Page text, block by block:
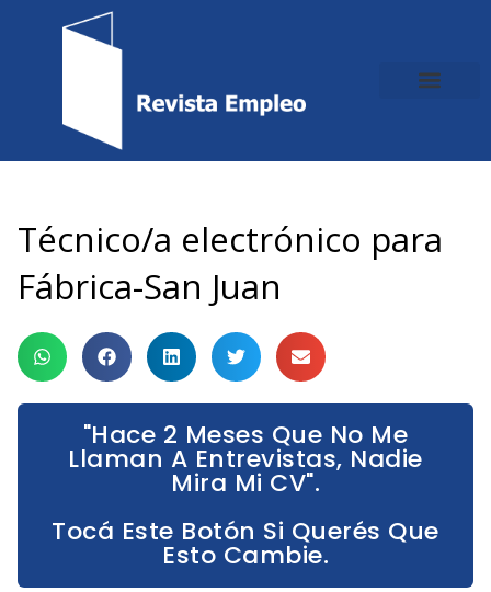
Técnico/a electrónico para
Fábrica-San Juan
"Hace 2 Meses Que No Me
Llaman A Entrevistas, Nadie
Mira Mi CV".
Tocá Este Botón Si Querés Que
Esto Cambie.